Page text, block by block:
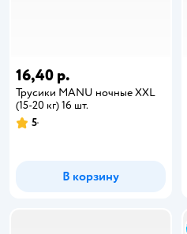
16,40 р.
Трусики MANU ночные XXL
(15-20 кг) 16 шт.
5
В корзину